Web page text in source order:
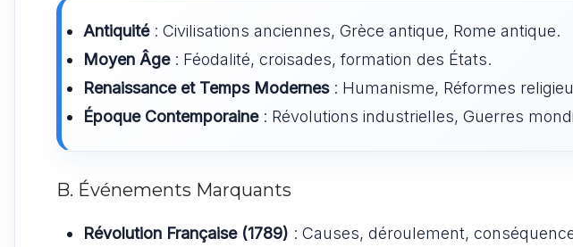
Antiquité: Civilisations anciennes, Grèce antique, Rome antique.
Moyen Âge: Féodalité, croisades, formation des États.
Renaissance et Temps Modernes: Humanisme, Réformes
Époque Contemporaine: Révolutions industrielles, Guerres
B. Événements Marquants
Révolution Française (1789) : Causes, déroulement,